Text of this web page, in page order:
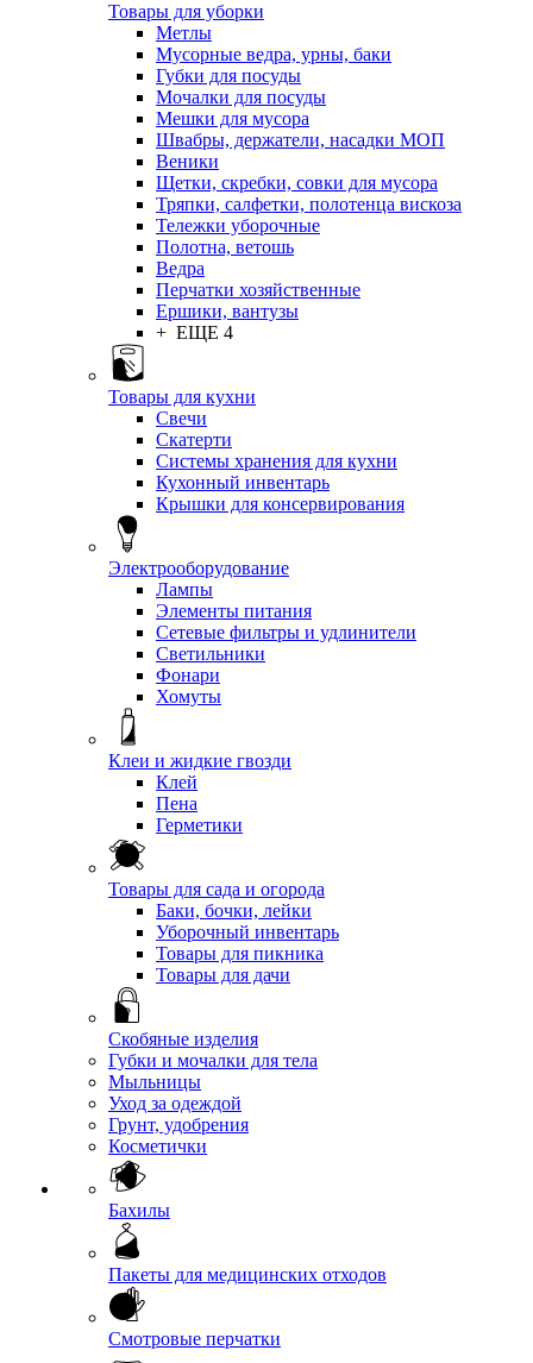
Товары для уборки
Метлы
Мусорные ведра, урны, баки
Губки для посуды
Мочалки для посуды
Мешки для мусора
Швабры, держатели, насадки МОП
Веники
Щетки, скребки, совки для мусора
Тряпки, салфетки, полотенца вискоза
Тележки уборочные
Полотна, ветошь
Ведра
Перчатки хозяйственные
Ершики, вантузы
+ ЕЩЕ 4
Товары для кухни
Свечи
Скатерти
Системы хранения для кухни
Кухонный инвентарь
Крышки для консервирования
Электрооборудование
Лампы
Элементы питания
Сетевые фильтры и удлинители
Светильники
Фонари
Хомуты
Клеи и жидкие гвозди
Клей
Пена
Герметики
Товары для сада и огорода
Баки, бочки, лейки
Уборочный инвентарь
Товары для пикника
Товары для дачи
Скобяные изделия
Губки и мочалки для тела
Мыльницы
Уход за одеждой
Грунт, удобрения
Косметички
Бахилы
Пакеты для медицинских отходов
Смотровые перчатки